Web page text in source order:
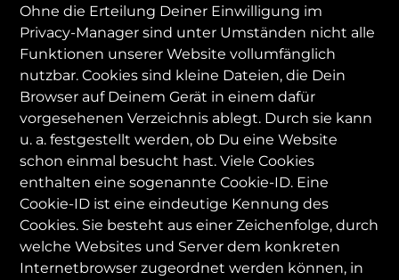
Ohne die Erteilung Deiner Einwilligung im
Privacy-Manager sind unter Umständen nicht alle
Funktionen unserer Website vollumfänglich
nutzbar. Cookies sind kleine Dateien, die Dein
Browser auf Deinem Gerät in einem dafür
vorgesehenen Verzeichnis ablegt. Durch sie kann
u. a. festgestellt werden, ob Du eine Website
schon einmal besucht hast. Viele Cookies
enthalten eine sogenannte Cookie-ID. Eine
Cookie-ID ist eine eindeutige Kennung des
Cookies. Sie besteht aus einer Zeichenfolge, durch
welche Websites und Server dem konkreten
Internetbrowser zugeordnet werden können, in